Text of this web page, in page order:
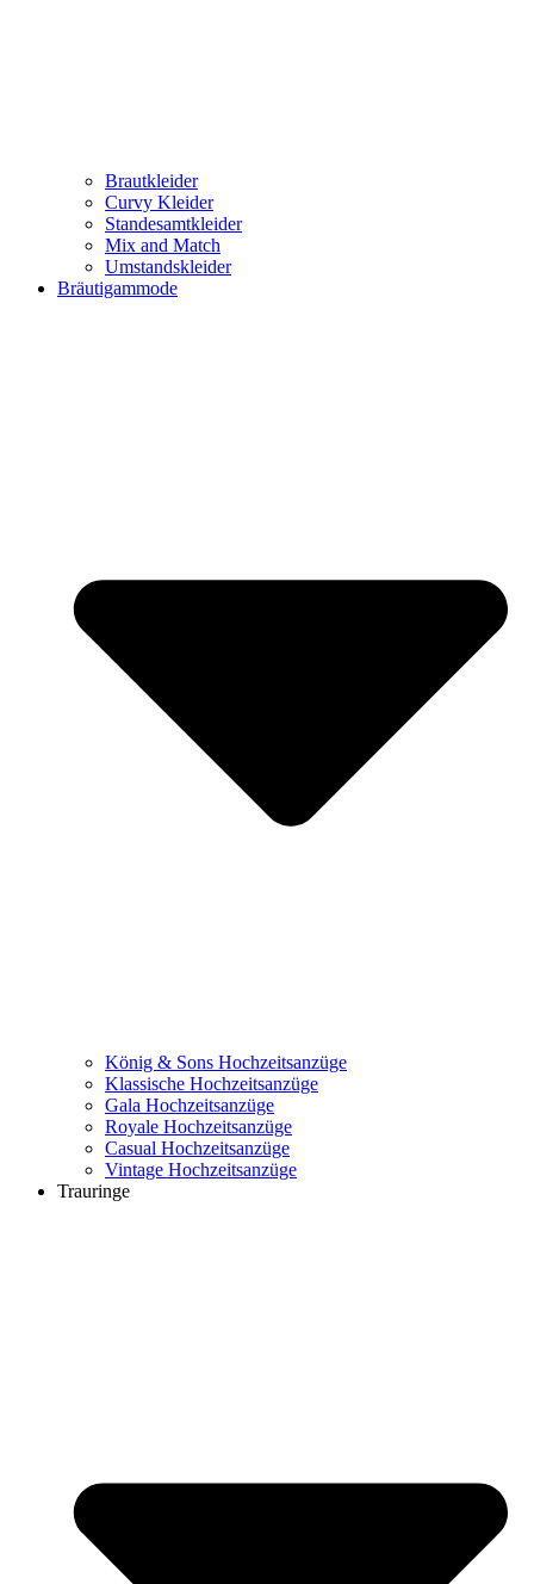
Brautkleider
Curvy Kleider
Standesamtkleider
Mix and Match
Umstandskleider
Bräutigammode
König & Sons Hochzeitsanzüge
Klassische Hochzeitsanzüge
Gala Hochzeitsanzüge
Royale Hochzeitsanzüge
Casual Hochzeitsanzüge
Vintage Hochzeitsanzüge
Trauringe